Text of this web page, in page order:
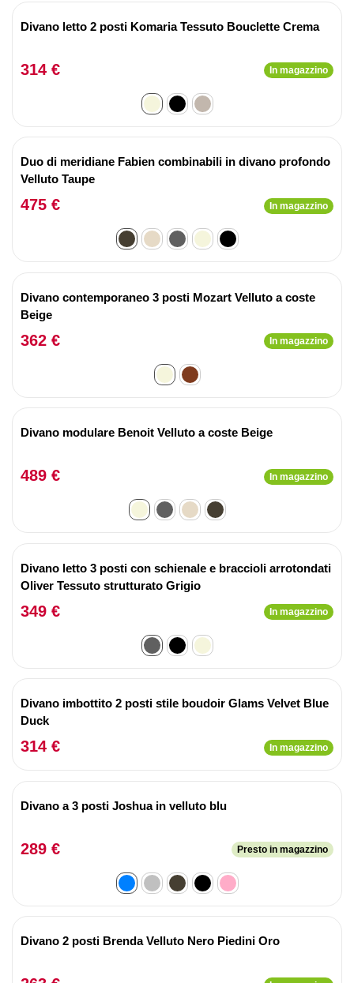
Divano letto 2 posti Komaria Tessuto Bouclette Crema
314 € In magazzino
Duo di meridiane Fabien combinabili in divano profondo
Velluto Taupe
475 € In magazzino
Divano contemporaneo 3 posti Mozart Velluto a coste
Beige
362 € In magazzino
Divano modulare Benoit Velluto a coste Beige
489 € In magazzino
Divano letto 3 posti con schienale e braccioli arrotondati
Oliver Tessuto strutturato Grigio
349 € In magazzino
Divano imbottito 2 posti stile boudoir Glams Velvet Blue
Duck
314 € In magazzino
Divano a 3 posti Joshua in velluto blu
289 € Presto in magazzino
Divano 2 posti Brenda Velluto Nero Piedini Oro